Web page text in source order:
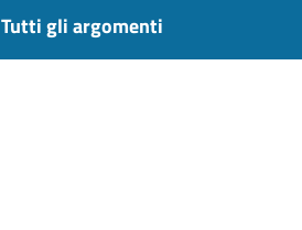
Tutti gli argomenti